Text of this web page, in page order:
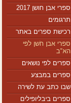
ספרי אבן חושן 2017
תרגומים
רכישת ספרים באתר
ספרי אבן חֹשן לפי
הא"ב
ספרים לפי נושאים
ספרים במבצע
שבו כתב עת לשירה
ספרים ביבליופילים